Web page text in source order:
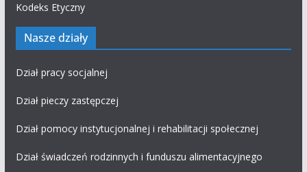
Kodeks Etyczny
Nasze działy
Dział pracy socjalnej
Dział pieczy zastępczej
Dział pomocy instytucjonalnej i rehabilitacji społecznej
Dział świadczeń rodzinnych i funduszu alimentacyjnego